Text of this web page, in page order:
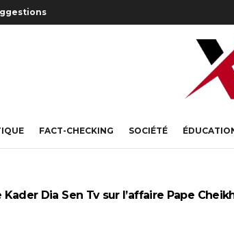
FACT-CHECKING SOCIÉTÉ
Dia Sen Tv sur l’affaire Pape